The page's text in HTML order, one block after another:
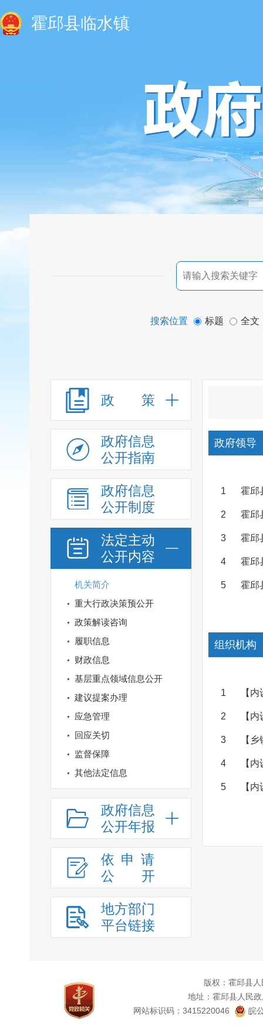
霍邱县临水镇
搜索位置 标题 全文
政 策
政府信息
公开指南
政府信息
公开制度
法定主动
公开内容
机关简介
重大行政决策预公开
政策解读咨询
履职信息
财政信息
基层重点领域信息公开
建议提案办理
应急管理
回应关切
监督保障
其他法定信息
政府信息
公开年报
依申请
公
开
地方部门
平台链接
政府领导
1 霍邱
2 霍邱
3 霍邱
4 霍邱
5 霍邱
组织机构
1 【
2 【
3 【
4 【
5 【
版权：霍邱县
地址：霍邱县人民
网站标识码：3415220046
皖